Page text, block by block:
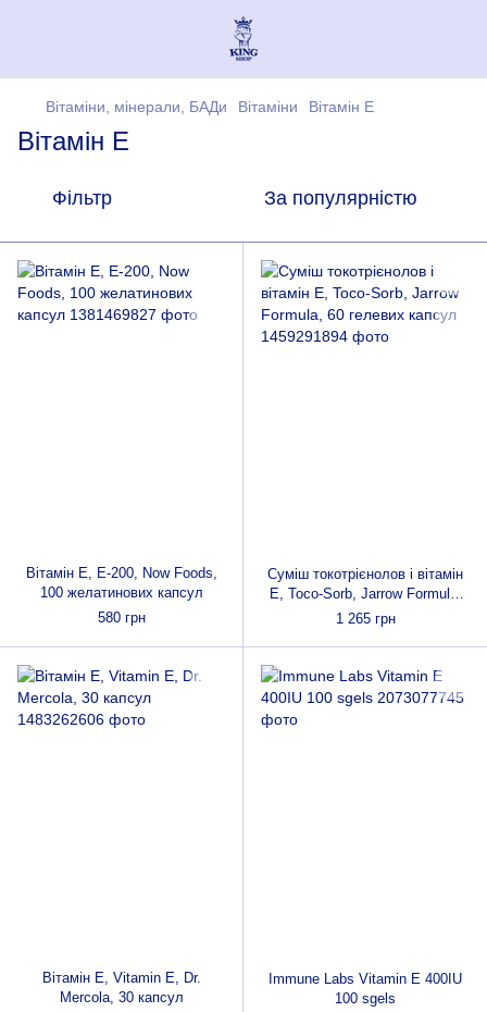
Вітаміни, мінерали, БАДи Вітаміни Вітамін Е
Вітамін Е
Фільтр За популярністю
Вітамін E, Е-200, Now Foods,
100 желатинових капсул
580 грн
Суміш токотрієнолов і вітамін
E, Toco-Sorb, Jarrow Formula,
60 гелевих капсул
1 265 грн
Вітамін E, Vitamin E, Dr.
Mercola, 30 капсул
Immune Labs Vitamin E 400IU
100 sgels